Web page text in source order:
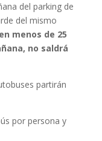
del parking de
del mismo
menos de 25
no saldrá
partirán
por persona y